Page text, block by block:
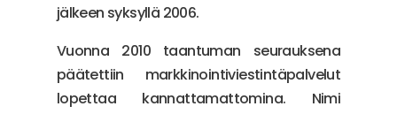
jälkeen syksyllä 2006.
Vuonna 2010 taantuman seurauksena
päätettiin markkinointiviestintäpalvelut
lopettaa kannattamattomina. Nimi